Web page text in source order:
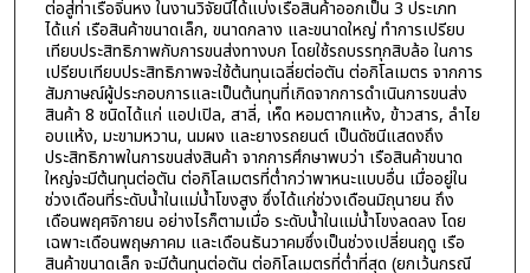
ต่อสู่ท่าเรือจิ่นหง ในงานวิจัยนี้ได้แบ่งเรือสินค้าออกเป็น 3 ประเภท
ได้แก่ เรือสินค้าขนาดเล็ก, ขนาดกลาง และขนาดใหญ่ ทำการเปรียบ
เทียบประสิทธิภาพกับการขนส่งทางบก โดยใช้รถบรรทุกสิบล้อ ในการ
เปรียบเทียบประสิทธิภาพจะใช้ต้นทุนเฉลี่ยต่อตัน ต่อกิโลเมตร จากการ
สัมภาษณ์ผู้ประกอบการและเป็นต้นทุนที่เกิดจากการดำเนินการขนส่ง
สินค้า 8 ชนิดได้แก่ แอปเปิล, สาลี่, เห็ด หอมตากแห้ง, ข้าวสาร, ลำไย
อบแห้ง, มะขามหวาน, นมผง และยางรถยนต์ เป็นดัชนีแสดงถึง
ประสิทธิภาพในการขนส่งสินค้า จากการศึกษาพบว่า เรือสินค้าขนาด
ใหญ่จะมีต้นทุนต่อตัน ต่อกิโลเมตรที่ต่ำกว่าพาหนะแบบอื่น เมื่ออยู่ใน
ช่วงเดือนที่ระดับน้ำในแม่น้ำโขงสูง ซึ่งได้แก่ช่วงเดือนมิถุนายน ถึง
เดือนพฤศจิกายน อย่างไรก็ตามเมื่อ ระดับน้ำในแม่น้ำโขงลดลง โดย
เฉพาะเดือนพฤษภาคม และเดือนธันวาคมซึ่งเป็นช่วงเปลี่ยนฤดู เรือ
สินค้าขนาดเล็ก จะมีต้นทุนต่อตัน ต่อกิโลเมตรที่ต่ำที่สุด (ยกเว้นกรณี